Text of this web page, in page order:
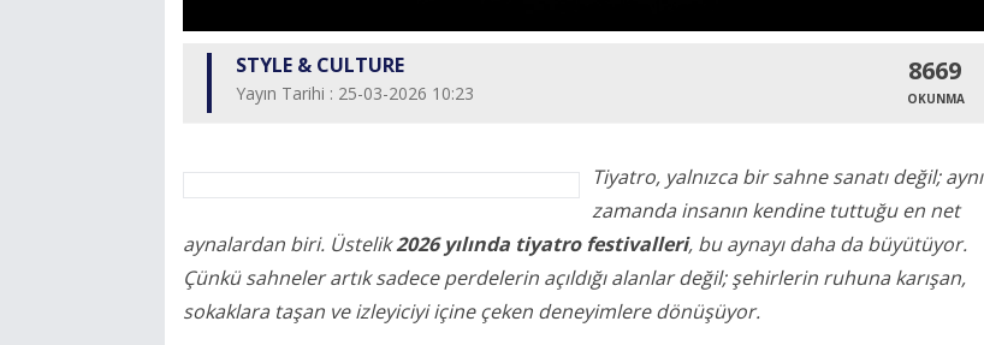
STYLE & CULTURE
Yayın Tarihi : 25-03-2026 10:23
8669
OKUNMA
Tiyatro, yalnızca bir sahne sanatı değil; aynı
zamanda insanın kendine tuttuğu en net
aynalardan biri. Üstelik2026 yılında tiyatro festivalleri, bu aynayı daha da büyütüyor.
Çünkü sahneler artık sadece perdelerin açıldığı alanlar değil; şehirlerin ruhuna karışan,
sokaklara taşan ve izleyiciyi içine çeken deneyimlere dönüşüyor.